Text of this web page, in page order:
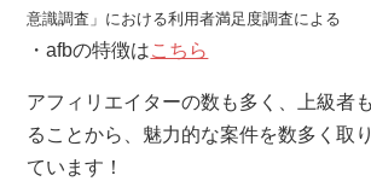
意識調査」における利用者満足度調査による
・afbの特徴はこちら
アフィリエイターの数も多く、上級者
ることから、魅力的な案件を数多く取
ています！